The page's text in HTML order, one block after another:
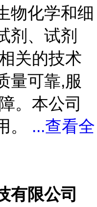
物化学和细
剂、试剂
关的技术
量可靠,服
。本公司
。 ...查看全
有限公司